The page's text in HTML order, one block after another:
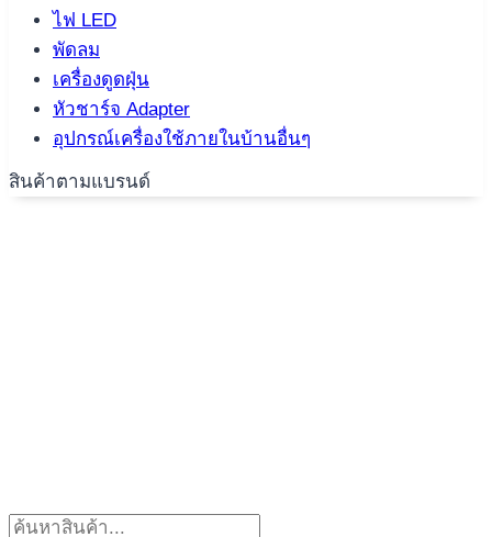
ไฟ LED
พัดลม
เครื่องดูดฝุ่น
หัวชาร์จ Adapter
อุปกรณ์เครื่องใช้ภายในบ้านอื่นๆ
สินค้าตามแบรนด์